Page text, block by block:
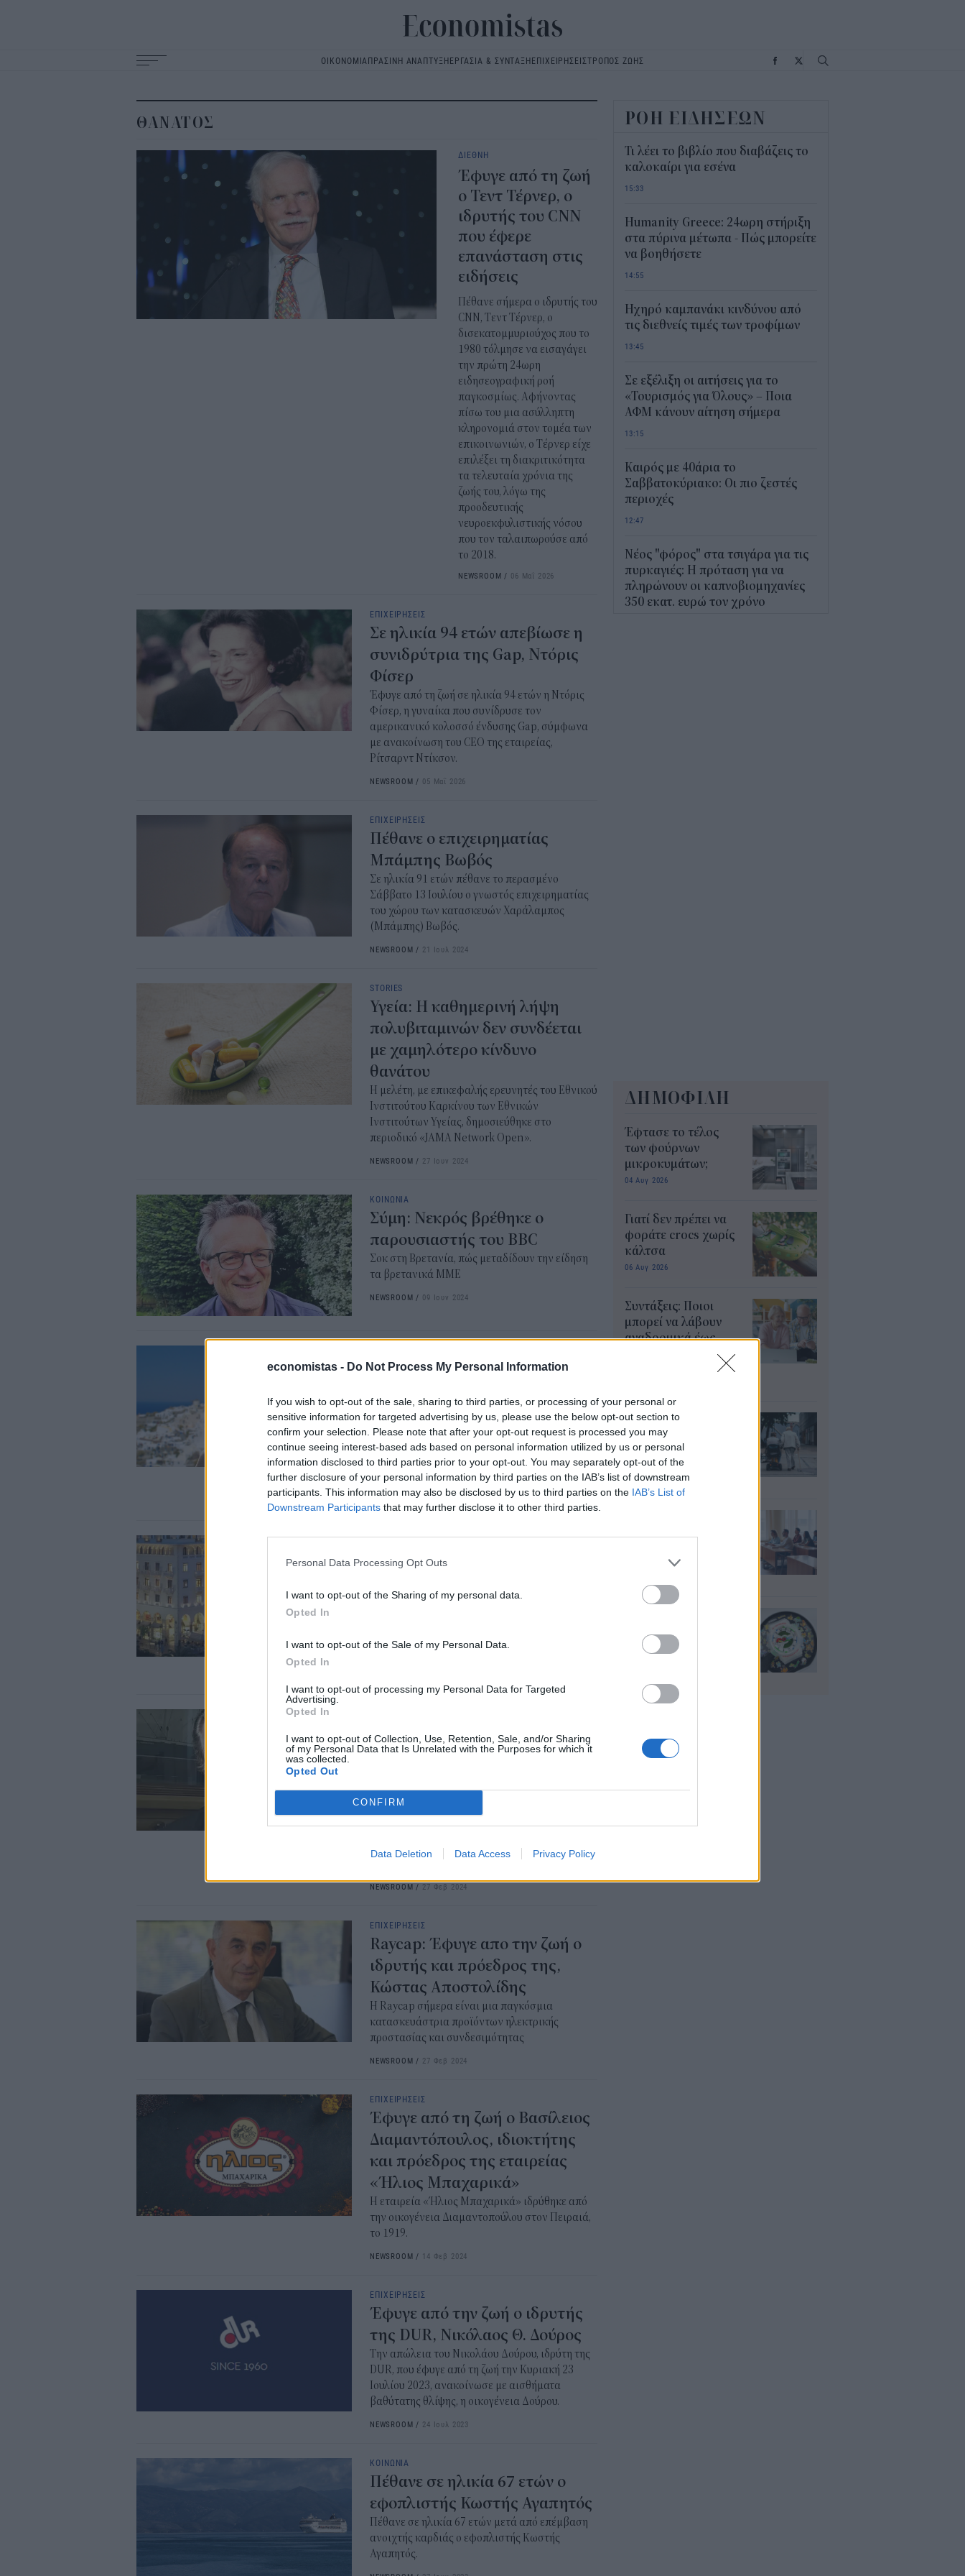
economistas - Do Not Process My Personal Information
If you wish to opt-out of the sale, sharing to third parties, or processing of your personal or
sensitive information for targeted advertising by us, please use the below opt-out section to
confirm your selection. Please note that after your opt-out request is processed you may
continue seeing interest-based ads based on personal information utilized by us or personal
information disclosed to third parties prior to your opt-out. You may separately opt-out of the
further disclosure of your personal information by third parties on the IAB’s list of downstream
participants. This information may also be disclosed by us to third parties on the IAB’s List of
Downstream Participants that may further disclose it to other third parties.
Personal Data Processing Opt Outs
I want to opt-out of the Sharing of my personal data.
Opted In
I want to opt-out of the Sale of my Personal Data.
Opted In
I want to opt-out of processing my Personal Data for Targeted
Advertising.
Opted In
I want to opt-out of Collection, Use, Retention, Sale, and/or Sharing
of my Personal Data that Is Unrelated with the Purposes for which it
was collected.
Opted Out
CONFIRM
Data Deletion Data Access Privacy Policy
ΟΙΚΟΝΟΜΙΑΠΡΑΣΙΝΗ ΑΝΑΠΤΥΞΗΕΡΓΑΣΙΑ & ΣΥΝΤΑΞΗΕΠΙΧΕΙΡΗΣΕΙΣΤΡΟΠΟΣ ΖΩΗΣ
navigation
ΘΑΝΑΤΟΣ
ΔΙΕΘΝΗ
Έφυγε από τη ζωή
ο Τεντ Τέρνερ, ο
ιδρυτής του CNN
που έφερε
επανάσταση στις
ειδήσεις
Πέθανε σήμερα ο ιδρυτής του
CNN, Τεντ Τέρνερ, ο
δισεκατομμυριούχος που το
1980 τόλμησε να εισαγάγει
την πρώτη 24ωρη
ειδησεογραφική ροή
παγκοσμίως. Αφήνοντας
πίσω του μια ασύλληπτη
κληρονομιά στον τομέα των
επικοινωνιών, ο Τέρνερ είχε
επιλέξει τη διακριτικότητα
τα τελευταία χρόνια της
ζωής του, λόγω της
προοδευτικής
νευροεκφυλιστικής νόσου
που τον ταλαιπωρούσε από
το 2018.
NEWSROOM / 06 Μαΐ 2026
ΕΠΙΧΕΙΡΗΣΕΙΣ
Σε ηλικία 94 ετών απεβίωσε η
συνιδρύτρια της Gap, Ντόρις
Φίσερ
Έφυγε από τη ζωή σε ηλικία 94 ετών η Ντόρις
Φίσερ, η γυναίκα που συνίδρυσε τον
αμερικανικό κολοσσό ένδυσης Gap, σύμφωνα
με ανακοίνωση του CEO της εταιρείας,
Ρίτσαρντ Ντίκσον.
NEWSROOM / 05 Μαΐ 2026
ΕΠΙΧΕΙΡΗΣΕΙΣ
Πέθανε ο επιχειρηματίας
Μπάμπης Βωβός
Σε ηλικία 91 ετών πέθανε το περασμένο
Σάββατο 13 Ιουλίου ο γνωστός επιχειρηματίας
του χώρου των κατασκευών Χαράλαμπος
(Μπάμπης) Βωβός.
NEWSROOM / 21 Ιουλ 2024
STORIES
Υγεία: Η καθημερινή λήψη
πολυβιταμινών δεν συνδέεται
με χαμηλότερο κίνδυνο
θανάτου
Η μελέτη, με επικεφαλής ερευνητές του Εθνικού
Ινστιτούτου Καρκίνου των Εθνικών
Ινστιτούτων Υγείας, δημοσιεύθηκε στο
περιοδικό «JAMA Network Open».
NEWSROOM / 27 Ιουν 2024
ΚΟΙΝΩΝΙΑ
Σύμη: Νεκρός βρέθηκε ο
παρουσιαστής του BBC
Σοκ στη Βρετανία, πώς μεταδίδουν την είδηση
τα βρετανικά ΜΜΕ
NEWSROOM / 09 Ιουν 2024
Προσδόκιμο ζωής: Αυξήθηκε
την τελευταία 30ετία
Η μελέτη αποκαλύπτει αυξανόμενες απειλές
από μη μεταδοτικές ασθένειες, όπως ο διαβήτης
και οι νεφροπάθειες, που αυξάνονται σε κάθε
χώρα.
/
STORIES
Έφυγε από την ζωή ο
των Electra Hotels
πρώην Προέδρου του ΣΕΤΕ Γιάννη Ρέτσου.
Έφυγε από τη ζωή ο
εφοπλιστής Στάθης
ετών
Σε ηλικία 83 ετών έφυγε από τη ζωή ο
από σοβαρά προβλήματα υγείας που
αντιμετώπιζε τα ταλευταία χρόνια.
NEWSROOM / 27 Φεβ 2024
ΕΠΙΧΕΙΡΗΣΕΙΣ
Raycap: Έφυγε απο την ζωή ο
ιδρυτής και πρόεδρος της,
Κώστας Αποστολίδης
Η Raycap σήμερα είναι μια παγκόσμια
κατασκευάστρια προϊόντων ηλεκτρικής
προστασίας και συνδεσιμότητας
NEWSROOM / 27 Φεβ 2024
ΕΠΙΧΕΙΡΗΣΕΙΣ
Έφυγε από τη ζωή ο Βασίλειος
Διαμαντόπουλος, ιδιοκτήτης
και πρόεδρος της εταιρείας
«Ήλιος Μπαχαρικά»
Η εταιρεία «Ήλιος Μπαχαρικά» ιδρύθηκε από
την οικογένεια Διαμαντοπούλου στον Πειραιά,
το 1919.
NEWSROOM / 14 Φεβ 2024
ΕΠΙΧΕΙΡΗΣΕΙΣ
Έφυγε από την ζωή ο ιδρυτής
της DUR, Νικόλαος Θ. Δούρος
Την απώλεια του Νικολάου Δούρου, ιδρύτη της
DUR, που έφυγε από τη ζωή την Κυριακή 23
Ιουλίου 2023, ανακοίνωσε με αισθήματα
βαθύτατης θλίψης, η οικογένεια Δούρου.
NEWSROOM / 24 Ιουλ 2023
ΚΟΙΝΩΝΙΑ
Πέθανε σε ηλικία 67 ετών ο
εφοπλιστής Κωστής Αγαπητός
Πέθανε σε ηλικία 67 ετών μετά από επέμβαση
ανοιχτής καρδιάς ο εφοπλιστής Κωστής
Αγαπητός.
ΡΟΗ ΕΙΔΗΣΕΩΝ
Τι λέει το βιβλίο που διαβάζεις το
καλοκαίρι για εσένα
15:33
Humanity Greece: 24ωρη στήριξη
στα πύρινα μέτωπα - Πώς μπορείτε
να βοηθήσετε
14:55
Ηχηρό καμπανάκι κινδύνου από
τις διεθνείς τιμές των τροφίμων
13:45
Σε εξέλιξη οι αιτήσεις για το
«Τουρισμός για Όλους» – Ποια
ΑΦΜ κάνουν αίτηση σήμερα
13:15
Καιρός με 40άρια το
Σαββατοκύριακο: Οι πιο ζεστές
περιοχές
12:47
Νέος "φόρος" στα τσιγάρα για τις
πυρκαγιές: Η πρόταση για να
πληρώνουν οι καπνοβιομηχανίες
350 εκατ. ευρώ τον χρόνο
ΔΗΜΟΦΙΛΗ
Έφτασε το τέλος
των φούρνων
μικροκυμάτων;
04 Αυγ 2026
Γιατί δεν πρέπει να
φοράτε crocs χωρίς
κάλτσα
06 Αυγ 2026
Συντάξεις: Ποιοι
μπορεί να λάβουν
αναδρομικά έως
πρέπει να ελέγξουν
e-ΕΦΚΑ: Ποιοι
δικαιούνται
προσαύξηση έως 846
ευρώ στη σύνταξη
04 Αυγ 2026
(5/8) ξεκινούν οι
μόνιμους διορισμούς
SHOCK Pokémon για
τα 30 χρόνια του